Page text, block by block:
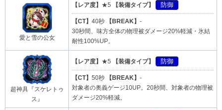
愛と雪の公女
【レア度】 ★5 【装備タイプ】 防御
【CT】 40秒 【BREAK】 -
30秒間、味方全体の物理被ダメージ20%軽減・氷結
耐性100%UP。
超神具『スケレトゥ
ス』
【レア度】 ★5 【装備タイプ】 防御
【CT】 50秒 【BREAK】 -
対象者の奥義ゲージ10UP。20秒間、対象者の物理被
ダメージ20%軽減。